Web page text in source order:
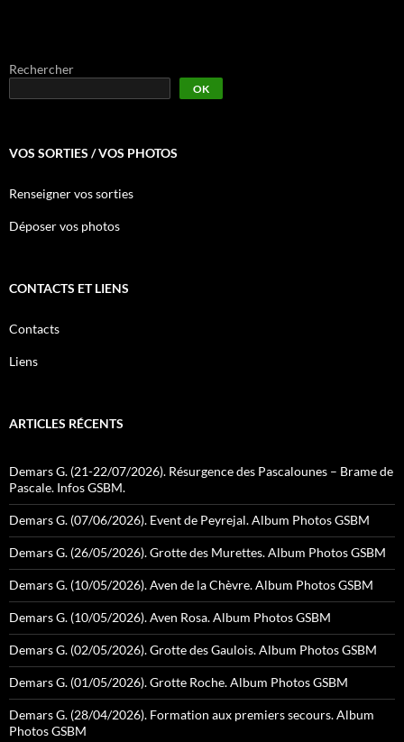
Rechercher
OK
VOS SORTIES / VOS PHOTOS
Renseigner vos sorties
Déposer vos photos
CONTACTS ET LIENS
Contacts
Liens
ARTICLES RÉCENTS
Demars G. (21-22/07/2026). Résurgence des Pascalounes – Brame de
Pascale. Infos GSBM.
Demars G. (07/06/2026). Event de Peyrejal. Album Photos GSBM
Demars G. (26/05/2026). Grotte des Murettes. Album Photos GSBM
Demars G. (10/05/2026). Aven de la Chèvre. Album Photos GSBM
Demars G. (10/05/2026). Aven Rosa. Album Photos GSBM
Demars G. (02/05/2026). Grotte des Gaulois. Album Photos GSBM
Demars G. (01/05/2026). Grotte Roche. Album Photos GSBM
Demars G. (28/04/2026). Formation aux premiers secours. Album
Photos GSBM